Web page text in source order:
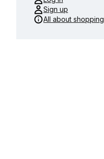
Sign up
All about shopping